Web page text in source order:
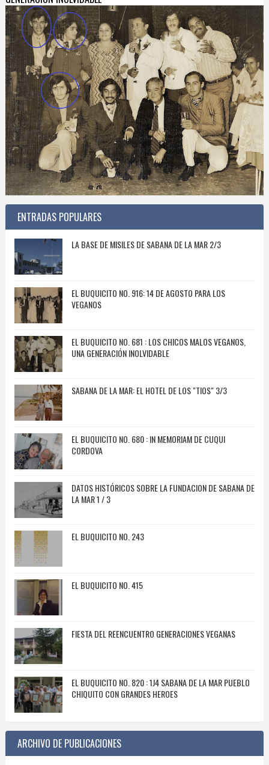
ENTRADAS POPULARES
LA BASE DE MISILES DE SABANA DE LA MAR 2/3
EL BUQUICITO NO. 916: 14 DE AGOSTO PARA LOS
VEGANOS
EL BUQUICITO NO. 681 : LOS CHICOS MALOS VEGANOS,
UNA GENERACIÓN INOLVIDABLE
SABANA DE LA MAR: EL HOTEL DE LOS "TIOS" 3/3
EL BUQUICITO NO. 680 : IN MEMORIAM DE CUQUI
CORDOVA
DATOS HISTÓRICOS SOBRE LA FUNDACION DE SABANA DE
LA MAR 1 / 3
EL BUQUICITO NO. 243
EL BUQUICITO NO. 415
FIESTA DEL REENCUENTRO GENERACIONES VEGANAS
EL BUQUICITO NO. 820 : 1J4 SABANA DE LA MAR PUEBLO
CHIQUITO CON GRANDES HEROES
ARCHIVO DE PUBLICACIONES